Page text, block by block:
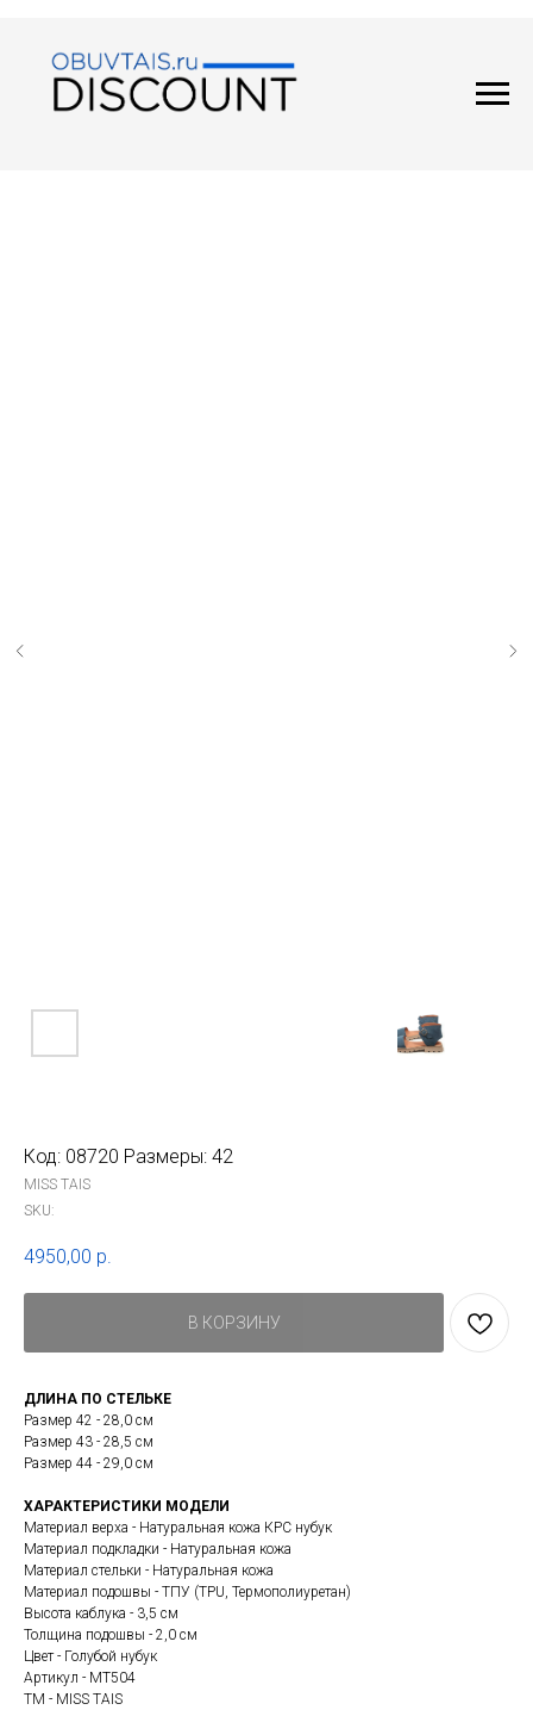
Код: 08720 Размеры: 42
MISS TAIS
SKU:
4950,00 р.
В КОРЗИНУ
ДЛИНА ПО СТЕЛЬКЕ
Размер 42 - 28,0 см
Размер 43 - 28,5 см
Размер 44 - 29,0 см
ХАРАКТЕРИСТИКИ МОДЕЛИ
Материал верха - Натуральная кожа КРС нубук
Материал подкладки - Натуральная кожа
Материал стельки - Натуральная кожа
Материал подошвы - ТПУ (TPU, Термополиуретан)
Высота каблука - 3,5 см
Толщина подошвы - 2,0 см
Цвет - Голубой нубук
Артикул - MT504
ТМ - MISS TAIS